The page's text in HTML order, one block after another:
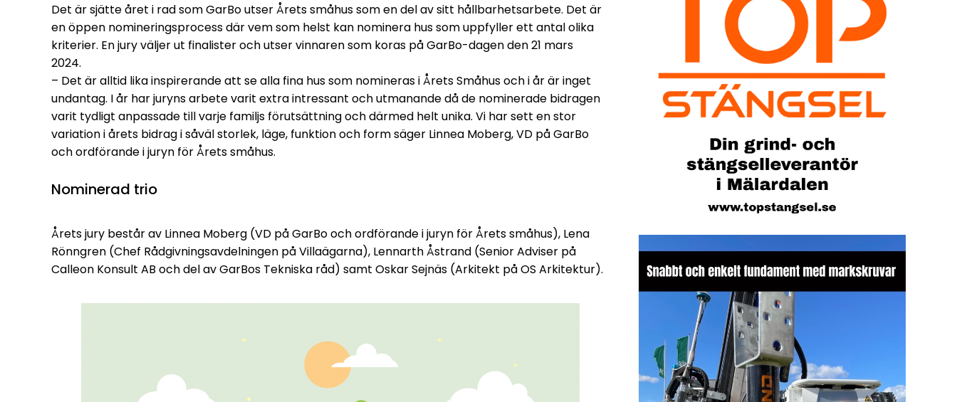
Det är sjätte året i rad som GarBo utser Årets småhus som en del av sitt hållbarhetsarbete. Det är
en öppen nomineringsprocess där vem som helst kan nominera hus som uppfyller ett antal olika
kriterier. En jury väljer ut finalister och utser vinnaren som koras på GarBo-dagen den 21 mars
2024.
– Det är alltid lika inspirerande att se alla fina hus som nomineras i Årets Småhus och i år är inget
undantag. I år har juryns arbete varit extra intressant och utmanande då de nominerade bidragen
varit tydligt anpassade till varje familjs förutsättning och därmed helt unika. Vi har sett en stor
variation i årets bidrag i såväl storlek, läge, funktion och form säger Linnea Moberg, VD på GarBo
och ordförande i juryn för Årets småhus.
Nominerad trio
Årets jury består av Linnea Moberg (VD på GarBo och ordförande i juryn för Årets småhus), Lena
Rönngren (Chef Rådgivningsavdelningen på Villaägarna), Lennarth Åstrand (Senior Adviser på
Calleon Konsult AB och del av GarBos Tekniska råd) samt Oskar Sejnäs (Arkitekt på OS Arkitektur).